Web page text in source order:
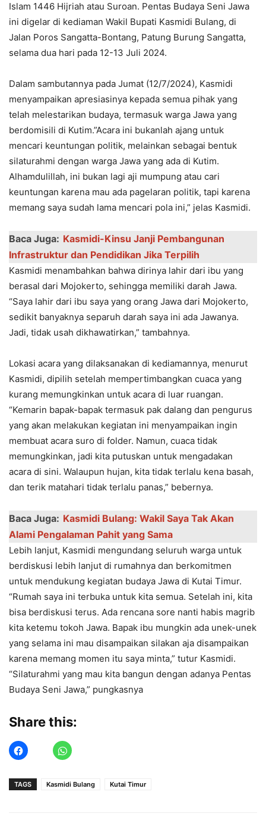
Islam 1446 Hijriah atau Suroan. Pentas Budaya Seni Jawa
ini digelar di kediaman Wakil Bupati Kasmidi Bulang, di
Jalan Poros Sangatta-Bontang, Patung Burung Sangatta,
selama dua hari pada 12-13 Juli 2024.
Dalam sambutannya pada Jumat (12/7/2024), Kasmidi
menyampaikan apresiasinya kepada semua pihak yang
telah melestarikan budaya, termasuk warga Jawa yang
berdomisili di Kutim.”Acara ini bukanlah ajang untuk
mencari keuntungan politik, melainkan sebagai bentuk
silaturahmi dengan warga Jawa yang ada di Kutim.
Alhamdulillah, ini bukan lagi aji mumpung atau cari
keuntungan karena mau ada pagelaran politik, tapi karena
memang saya sudah lama mencari pola ini,” jelas Kasmidi.
Baca Juga: Kasmidi-Kinsu Janji Pembangunan
Infrastruktur dan Pendidikan Jika Terpilih
Kasmidi menambahkan bahwa dirinya lahir dari ibu yang
berasal dari Mojokerto, sehingga memiliki darah Jawa.
“Saya lahir dari ibu saya yang orang Jawa dari Mojokerto,
sedikit banyaknya separuh darah saya ini ada Jawanya.
Jadi, tidak usah dikhawatirkan,” tambahnya.
Lokasi acara yang dilaksanakan di kediamannya, menurut
Kasmidi, dipilih setelah mempertimbangkan cuaca yang
kurang memungkinkan untuk acara di luar ruangan.
“Kemarin bapak-bapak termasuk pak dalang dan pengurus
yang akan melakukan kegiatan ini menyampaikan ingin
membuat acara suro di folder. Namun, cuaca tidak
memungkinkan, jadi kita putuskan untuk mengadakan
acara di sini. Walaupun hujan, kita tidak terlalu kena basah,
dan terik matahari tidak terlalu panas,” bebernya.
Baca Juga: Kasmidi Bulang: Wakil Saya Tak Akan
Alami Pengalaman Pahit yang Sama
Lebih lanjut, Kasmidi mengundang seluruh warga untuk
berdiskusi lebih lanjut di rumahnya dan berkomitmen
untuk mendukung kegiatan budaya Jawa di Kutai Timur.
“Rumah saya ini terbuka untuk kita semua. Setelah ini, kita
bisa berdiskusi terus. Ada rencana sore nanti habis magrib
kita ketemu tokoh Jawa. Bapak ibu mungkin ada unek-unek
yang selama ini mau disampaikan silakan aja disampaikan
karena memang momen itu saya minta,” tutur Kasmidi.
“Silaturahmi yang mau kita bangun dengan adanya Pentas
Budaya Seni Jawa,” pungkasnya
Share this:
TAGS Kasmidi Bulang Kutai Timur